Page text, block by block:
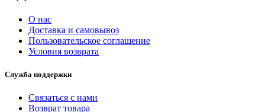
О нас
Доставка и самовывоз
Пользовательское соглашение
Условия возврата
Служба поддержки
Связаться с нами
Возврат товара